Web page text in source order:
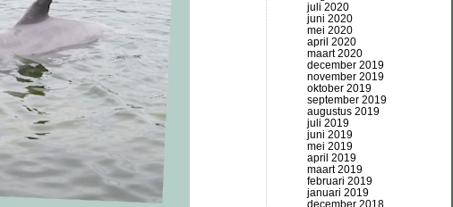
juli 2020
juni 2020
mei 2020
april 2020
maart 2020
december 2019
november 2019
oktober 2019
september 2019
augustus 2019
juli 2019
juni 2019
mei 2019
april 2019
maart 2019
februari 2019
januari 2019
december 2018